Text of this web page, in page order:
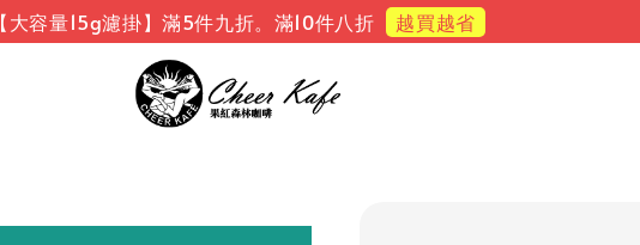
【大容量15g濾掛】滿5件九折。滿10件八折 越買越省